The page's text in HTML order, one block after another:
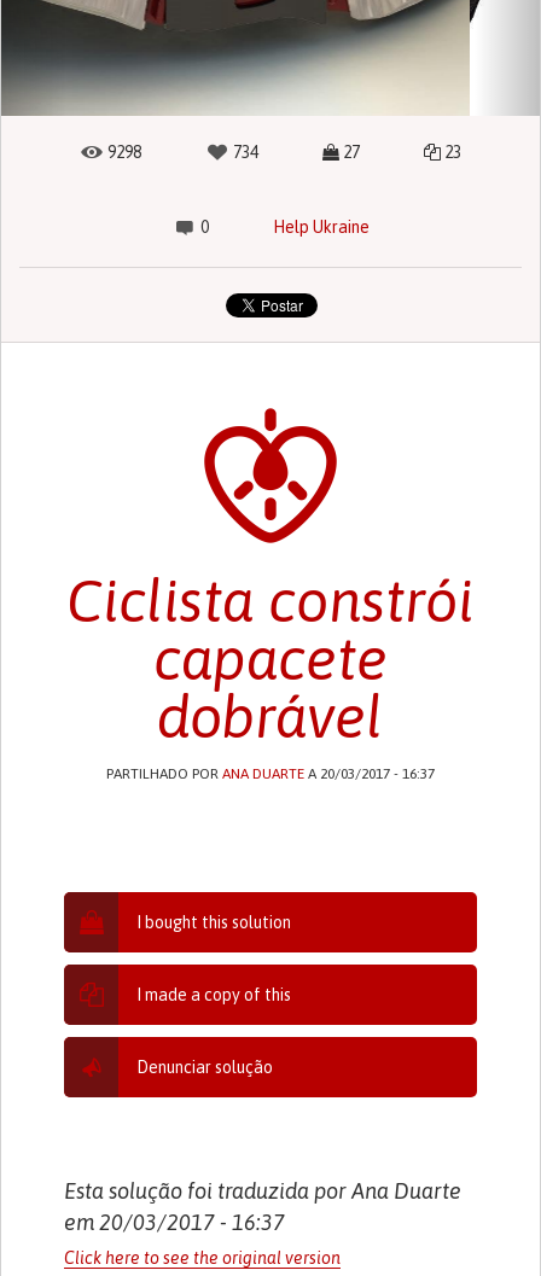
9298 734 27 23
0 Help Ukraine
Ciclista constrói
capacete
dobrável
PARTILHADO POR ANA DUARTEA 20/03/2017 - 16:37
I bought this solution
I made a copy of this
Denunciar solução
Esta solução foi traduzida por Ana Duarte
em 20/03/2017 - 16:37
Click here to see the original version